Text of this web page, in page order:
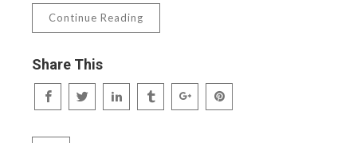
Continue Reading
Share This